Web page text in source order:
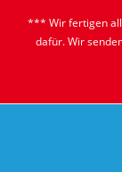
*** Wir fertigen
dafür. Wir